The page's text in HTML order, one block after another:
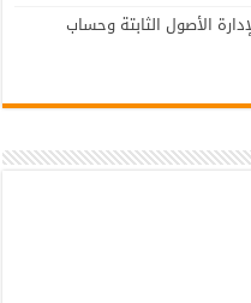
الأصول الثابتة وحساب